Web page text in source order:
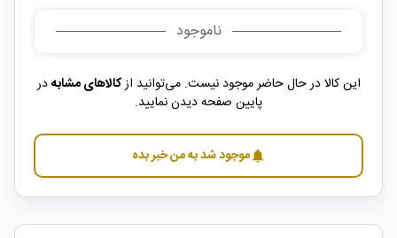
ناموجود
این کالا در حال حاضر موجود نیست. می‌توانید ازکالاهای مشابهدر
پایین صفحه دیدن نمایید.
notificationsموجود شد به من خبر بده